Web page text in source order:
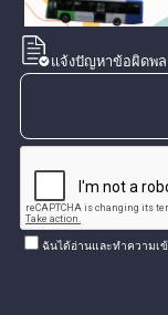
แจ้งปัญหาข้อผิดพ
ฉันได้อ่านและทำความเ